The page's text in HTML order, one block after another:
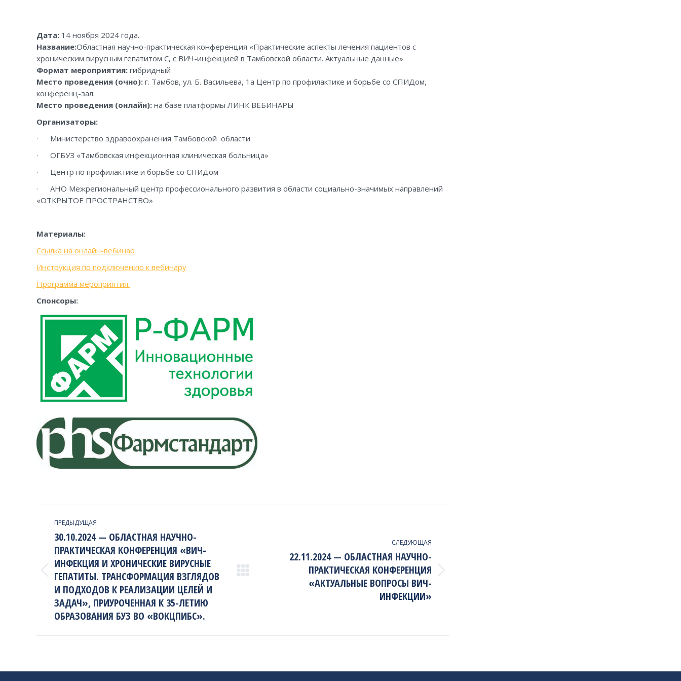
Дата: 14 ноября 2024 года.
Название:Областная научно-практическая конференция «Практические аспекты лечения пациентов с
хроническим вирусным гепатитом С, с ВИЧ-инфекцией в Тамбовской области. Актуальные данные»
Формат мероприятия: гибридный
Место проведения (очно): г. Тамбов, ул. Б. Васильева, 1а Центр по профилактике и борьбе со СПИДом,
конференц-зал.
Место проведения (онлайн): на базе платформы ЛИНК ВЕБИНАРЫ
Организаторы:
· Министерство здравоохранения Тамбовской области
· ОГБУЗ «Тамбовская инфекционная клиническая больница»
· Центр по профилактике и борьбе со СПИДом
· АНО Межрегиональный центр профессионального развития в области социально-значимых направлений
«ОТКРЫТОЕ ПРОСТРАНСТВО»
Материалы:
Ссылка на онлайн-вебинар
Инструкция по подключению к вебинару
Программа мероприятия
Спонсоры:
PROJECT
NAVIGATION
ПРЕДЫДУЩАЯ
Previous
project:
30.10.2024 — ОБЛАСТНАЯ НАУЧНО-
ПРАКТИЧЕСКАЯ КОНФЕРЕНЦИЯ «ВИЧ-
ИНФЕКЦИЯ И ХРОНИЧЕСКИЕ ВИРУСНЫЕ
ГЕПАТИТЫ. ТРАНСФОРМАЦИЯ ВЗГЛЯДОВ
И ПОДХОДОВ К РЕАЛИЗАЦИИ ЦЕЛЕЙ И
ЗАДАЧ», ПРИУРОЧЕННАЯ К 35-ЛЕТИЮ
ОБРАЗОВАНИЯ БУЗ ВО «ВОКЦПИБС».
СЛЕДУЮЩАЯ
22.11.2024 — ОБЛАСТНАЯ НАУЧНО-
ПРАКТИЧЕСКАЯ КОНФЕРЕНЦИЯ
«АКТУАЛЬНЫЕ ВОПРОСЫ ВИЧ-
ИНФЕКЦИИ»